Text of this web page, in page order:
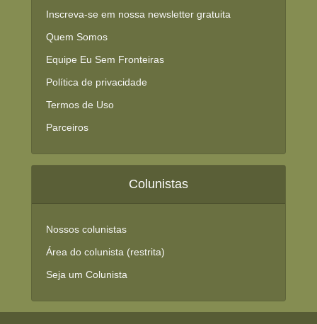
Inscreva-se em nossa newsletter gratuita
Quem Somos
Equipe Eu Sem Fronteiras
Política de privacidade
Termos de Uso
Parceiros
Colunistas
Nossos colunistas
Área do colunista (restrita)
Seja um Colunista